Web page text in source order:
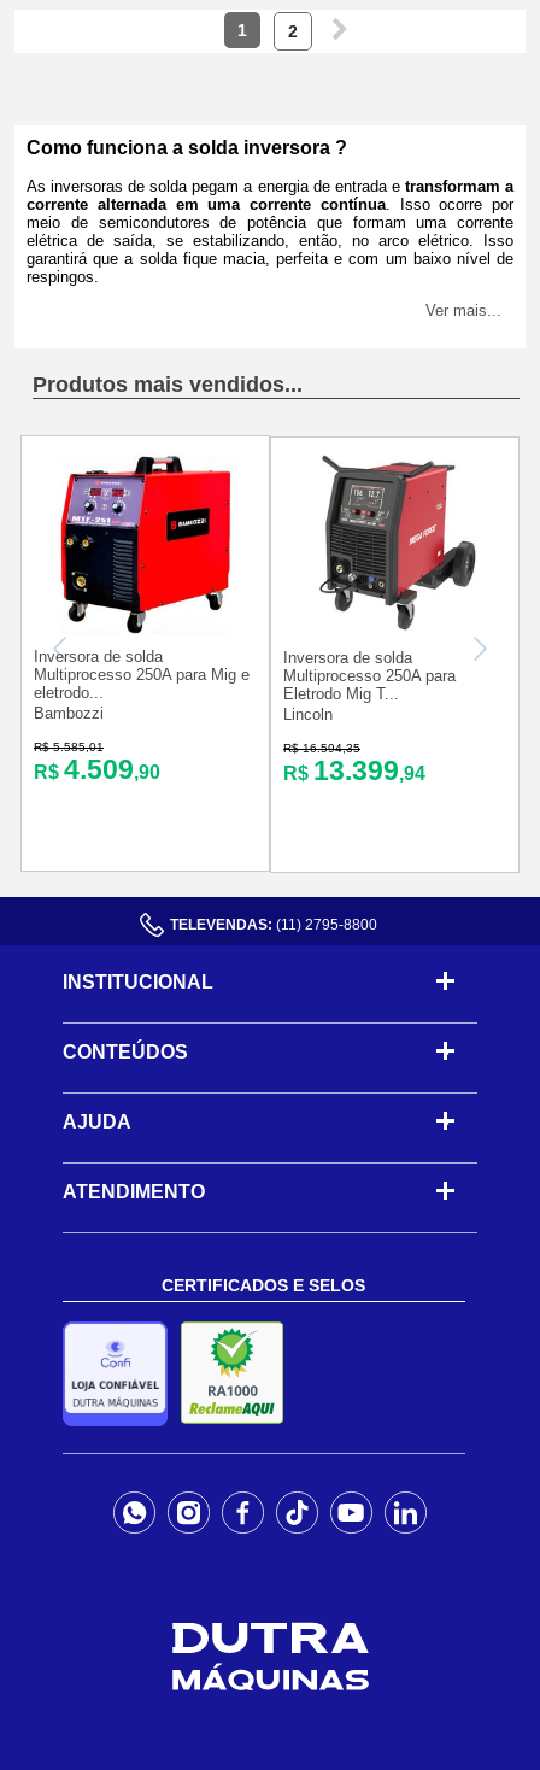
1 2
Como funciona a solda inversora ?
As inversoras de solda pegam a energia de entrada e transformam a
corrente alternada em uma corrente contínua. Isso ocorre por
meio de semicondutores de potência que formam uma corrente
elétrica de saída, se estabilizando, então, no arco elétrico. Isso
garantirá que a solda fique macia, perfeita e com um baixo nível de
respingos.
Ver mais...
Produtos mais vendidos...
Inversora de solda
Multiprocesso 250A para Mig e
eletrodo...
Bambozzi
R$ 5.585,01
R$ 4.509,90
Inversora de solda
Multiprocesso 250A para
Eletrodo Mig T...
Lincoln
R$ 16.594,35
R$ 13.399,94
TELEVENDAS: (11) 2795-8800
INSTITUCIONAL
CONTEÚDOS -
AJUDA -
ATENDIMENTO
CERTIFICADOS E SELOS